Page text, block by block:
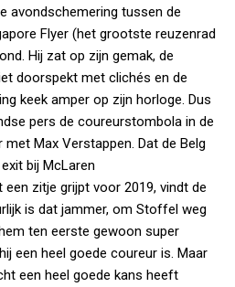
avondschemering tussen de
Flyer (het grootste reuzenrad
Hij zat op zijn gemak, de
doorspekt met clichés en de
keek amper op zijn horloge. Dus
pers de coureurstombola in de
Max Verstappen. Dat de Belg
bij McLaren
zitje grijpt voor 2019, vindt de
is dat jammer, om Stoffel weg
ten eerste gewoon super
een heel goede coureur is. Maar
een heel goede kans heeft